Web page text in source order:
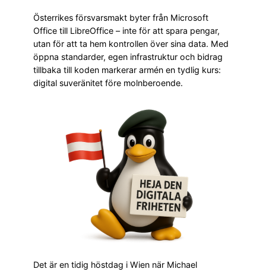
Österrikes försvarsmakt byter från Microsoft
Office till LibreOffice – inte för att spara pengar,
utan för att ta hem kontrollen över sina data. Med
öppna standarder, egen infrastruktur och bidrag
tillbaka till koden markerar armén en tydlig kurs:
digital suveränitet före molnberoende.
Det är en tidig höstdag i Wien när Michael